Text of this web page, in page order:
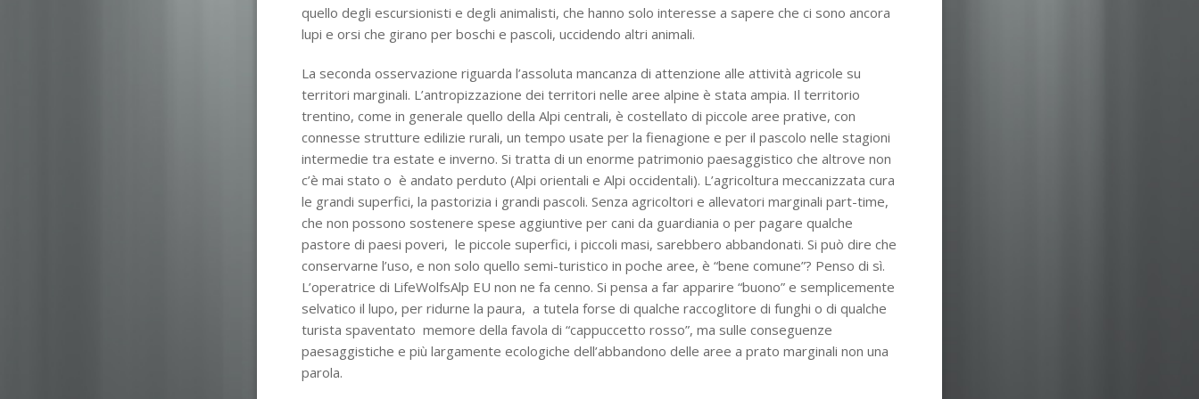
quello degli escursionisti e degli animalisti, che hanno solo interesse a sapere che ci sono ancora
lupi e orsi che girano per boschi e pascoli, uccidendo altri animali.
La seconda osservazione riguarda l’assoluta mancanza di attenzione alle attività agricole su
territori marginali. L’antropizzazione dei territori nelle aree alpine è stata ampia. Il territorio
trentino, come in generale quello della Alpi centrali, è costellato di piccole aree prative, con
connesse strutture edilizie rurali, un tempo usate per la fienagione e per il pascolo nelle stagioni
intermedie tra estate e inverno. Si tratta di un enorme patrimonio paesaggistico che altrove non
c’è mai stato o è andato perduto (Alpi orientali e Alpi occidentali). L’agricoltura meccanizzata cura
le grandi superfici, la pastorizia i grandi pascoli. Senza agricoltori e allevatori marginali part-time,
che non possono sostenere spese aggiuntive per cani da guardiania o per pagare qualche
pastore di paesi poveri, le piccole superfici, i piccoli masi, sarebbero abbandonati. Si può dire che
conservarne l’uso, e non solo quello semi-turistico in poche aree, è “bene comune”? Penso di sì.
L’operatrice di LifeWolfsAlp EU non ne fa cenno. Si pensa a far apparire “buono” e semplicemente
selvatico il lupo, per ridurne la paura, a tutela forse di qualche raccoglitore di funghi o di qualche
turista spaventato memore della favola di “cappuccetto rosso”, ma sulle conseguenze
paesaggistiche e più largamente ecologiche dell’abbandono delle aree a prato marginali non una
parola.